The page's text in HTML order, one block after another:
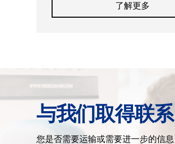
了解更多
与我们取得联系
您是否需要运输或需要进一步的信